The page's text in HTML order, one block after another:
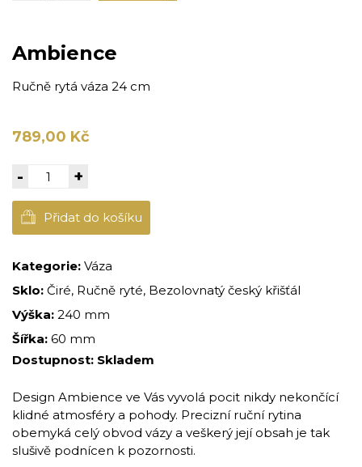
Ambience
Ručně rytá váza 24 cm
789,00 Kč
- +
Přidat do košíku
Kategorie: Váza
Sklo: Čiré, Ručně ryté, Bezolovnatý český křišťál
Výška: 240 mm
Šířka: 60 mm
Dostupnost: Skladem
Design Ambience ve Vás vyvolá pocit nikdy nekončící
klidné atmosféry a pohody. Precizní ruční rytina
obemyká celý obvod vázy a veškerý její obsah je tak
slušivě podnícen k pozornosti.